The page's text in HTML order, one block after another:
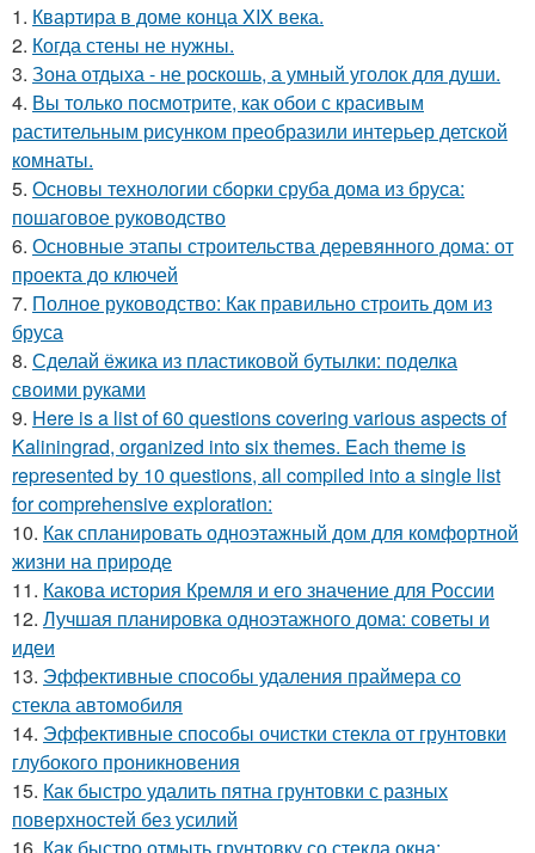
1. Квартира в доме конца XIX века.
2. Когда стены не нужны.
3. Зона отдыха - не роcкошь, а умный уголок для души.
4. Вы только посмотрите, как обои с красивым
растительным рисунком преобразили интерьер детской
комнаты.
5. Основы технологии сборки сруба дома из бруса:
пошаговое руководство
6. Основные этапы строительства деревянного дома: от
проекта до ключей
7. Полное руководство: Как правильно строить дом из
бруса
8. Сделай ёжика из пластиковой бутылки: поделка
своими руками
9. Here is a list of 60 questions covering various aspects of
Kaliningrad, organized into six themes. Each theme is
represented by 10 questions, all compiled into a single list
for comprehensive exploration:
10. Как спланировать одноэтажный дом для комфортной
жизни на природе
11. Какова история Кремля и его значение для России
12. Лучшая планировка одноэтажного дома: советы и
идеи
13. Эффективные способы удаления праймера со
стекла автомобиля
14. Эффективные способы очистки стекла от грунтовки
глубокого проникновения
15. Как быстро удалить пятна грунтовки с разных
поверхностей без усилий